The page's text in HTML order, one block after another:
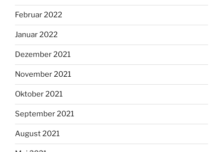
Februar 2022
Januar 2022
Dezember 2021
November 2021
Oktober 2021
September 2021
August 2021